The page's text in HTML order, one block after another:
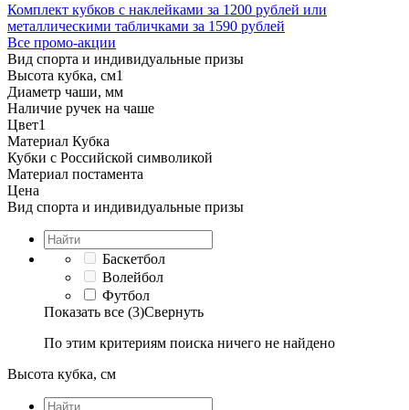
Комплект кубков с наклейками за 1200 рублей или
металлическими табличками за 1590 рублей
Все промо-акции
Вид спорта и индивидуальные призы
Высота кубка, см1
Диаметр чаши, мм
Наличие ручек на чаше
Цвет1
Материал Кубка
Кубки с Российской символикой
Материал постамента
Цена
Вид спорта и индивидуальные призы
Баскетбол
Волейбол
Футбол
Показать все (3)Свернуть
По этим критериям поиска ничего не найдено
Высота кубка, см